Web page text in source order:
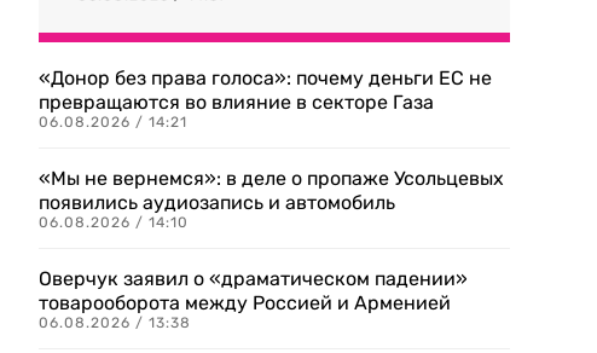
«Донор без права голоса»: почему деньги ЕС не
превращаются во влияние в секторе Газа
06.08.2026 / 14:21
«Мы не вернемся»: в деле о пропаже Усольцевых
появились аудиозапись и автомобиль
06.08.2026 / 14:10
Оверчук заявил о «драматическом падении»
товарооборота между Россией и Арменией
06.08.2026 / 13:38